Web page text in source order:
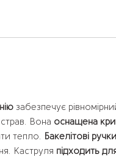
забезпечує
страв. Вона оснащена
тепло. Бакелітові ручки
Каструля підходить